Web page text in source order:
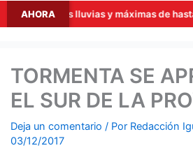
AHORAlluvias y máximas de hasta 26°C
TORMENTA SE
EL SUR DE LA
Deja un comentario / Por Redacción
03/12/2017